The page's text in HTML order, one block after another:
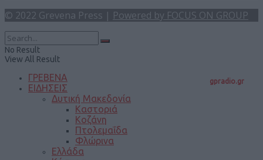
gpradio.gr
© 2022 Grevena Press | Powered by FOCUS ON GROUP
No Result
View All Result
ΓΡΕΒΕΝΑ
ΕΙΔΗΣΕΙΣ
Δυτική Μακεδονία
Καστοριά
Κοζάνη
Πτολεμαΐδα
Φλώρινα
Ελλάδα